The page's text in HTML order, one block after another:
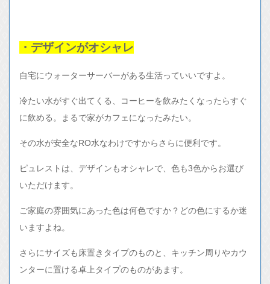
・デザインがオシャレ
自宅にウォーターサーバーがある生活っていいですよ。
冷たい水がすぐ出てくる、コーヒーを飲みたくなったらすぐ
に飲める。まるで家がカフェになったみたい。
その水が安全なRO水なわけですからさらに便利です。
ピュレストは、デザインもオシャレで、色も3色からお選び
いただけます。
ご家庭の雰囲気にあった色は何色ですか？どの色にするか迷
いますよね。
さらにサイズも床置きタイプのものと、キッチン周りやカウ
ンターに置ける卓上タイプのものがあます。